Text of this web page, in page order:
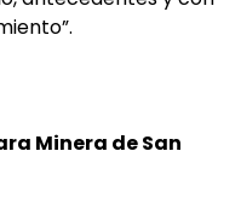
Minera de San